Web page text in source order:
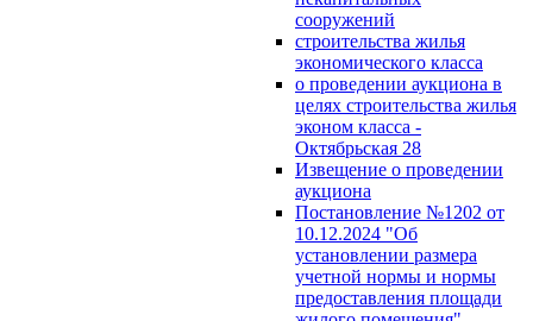
сооружений
строительства жилья
экономического класса
о проведении аукциона в
целях строительства жилья
эконом класса -
Октябрьская 28
Извещение о проведении
аукциона
Постановление №1202 от
10.12.2024 "Об
установлении размера
учетной нормы и нормы
предоставления площади